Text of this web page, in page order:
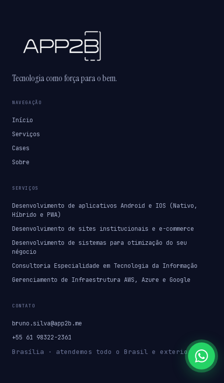
Tecnologia como força para o bem.
NAVEGAÇÃO
Início
Serviços
Cases
Sobre
SERVIÇOS
Desenvolvimento de aplicativos Android e IOS (Nativo,
Híbrido e PWA)
Desenvolvimento de sites institucionais e e-commerce
Desenvolvimento de sistemas para otimização do seu
négocio
Consultoria Especialidade em Tecnologia da Informação
Gerenciamento de Infraestrutura AWS, Azure e Google
CONTATO
bruno.silva@app2b.me
+55 61 98322-2361
Brasília · atendemos todo o Brasil e exterior